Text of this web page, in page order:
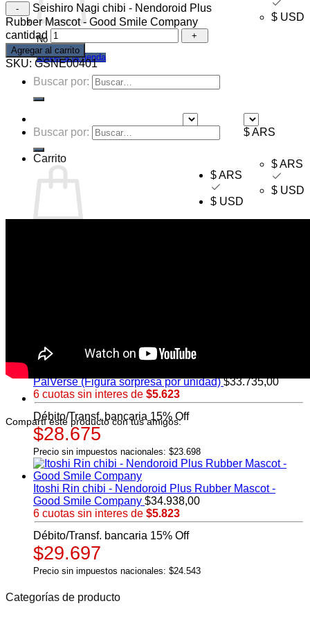
$ USD
No hay productos en el carrito.
Volver a la tienda
Buscar por:
$ ARS
$ ARS
$ USD
Buscar por:
Carrito
$ ARS
$ USD
Seishiro Nagi chibi - Nendoroid Plus
Rubber Mascot - Good Smile Company
cantidad
Agregar al carrito
SKU: GSNE00401
Compartí este producto con tus amigos:
PalVerse (Figura sorpresa por unidad) $33.735,00
6 cuotas sin interes de $5.623
Débito/Transf. bancaria 15% Off
$28.675
Precio sin impuestos nacionales: $23.698
Itoshi Rin chibi - Nendoroid Plus Rubber Mascot -
Good Smile Company $34.938,00
6 cuotas sin interes de $5.823
Débito/Transf. bancaria 15% Off
$29.697
Precio sin impuestos nacionales: $24.543
Categorías de producto